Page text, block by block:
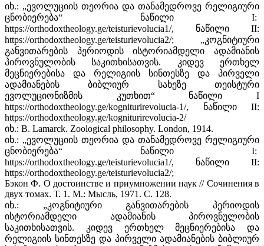
იხ.: „ევოლუციის თეორია და თანამედროვე რელიგიური
ცნობიერება“ ნაწილი I:
https://orthodoxtheology.ge/teisturievolucia1/, ნაწილი II:
https://orthodoxtheology.ge/teisturievolucia2/; „კოგნიტიური
განვითარების პერიოდის ისტორიამდელი ადამიანის
პიროვნულობის საკითხისათვის. კიდევ ერთხელ
მეცნიერებისა და რელიგიის სინთესზე და პირველი
ადამიანების ბიბლიურ სახეზე თეისტური
ევოლუციონიზმის კუთხით“ ნაწილი I
https://orthodoxtheology.ge/kogniturirevolucia-1/, ნაწილი II:
https://orthodoxtheology.ge/kogniturirevolucia-2/
იხ.: B. Lamarck. Zoological philosophy. London, 1914.
იხ.: „ევოლუციის თეორია და თანამედროვე რელიგიური
ცნობიერება“ ნაწილი I:
https://orthodoxtheology.ge/teisturievolucia1/, ნაწილი II:
https://orthodoxtheology.ge/teisturievolucia2/;
Бэкон Ф. О достоинстве и приумножении наук // Сочинения в
двух томах. Т. 1. М.: Мысль, 1971. С. 128.
იხ.: „კოგნიტიური განვითარების პერიოდის
ისტორიამდელი ადამიანის პიროვნულობის
საკითხისათვის. კიდევ ერთხელ მეცნიერებისა და
რელიგიის სინთესზე და პირველი ადამიანების ბიბლიურ